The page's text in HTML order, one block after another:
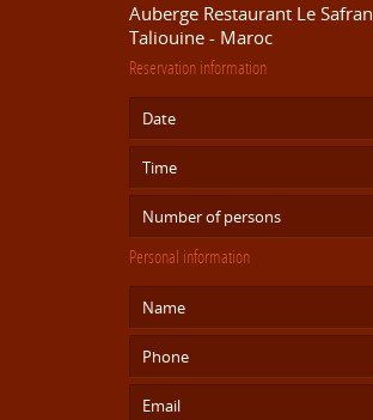
Auberge Restaurant Le Safran
Taliouine - Maroc
Reservation information
Personal information